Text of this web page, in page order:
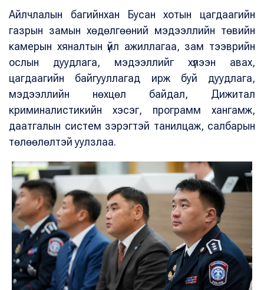
Айлчлалын багийнхан Бусан хотын цагдаагийн
газрын замын хөдөлгөөний мэдээллийн төвийн
камерын хяналтын үйл ажиллагаа, зам тээврийн
ослын дуудлага, мэдээллийг хүлээн авах,
цагдаагийн байгууллагад ирж буй дуудлага,
мэдээллийн нөхцөл байдал, Дижитал
криминалистикийн хэсэг, программ хангамж,
даатгалын систем зэрэгтэй танилцаж, салбарын
төлөөлөлтэй уулзлаа.